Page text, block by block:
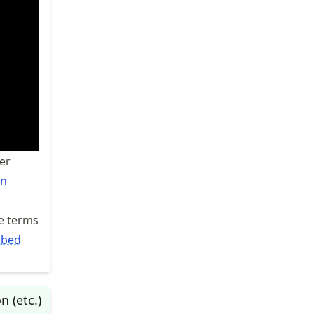
terms
(etc.)